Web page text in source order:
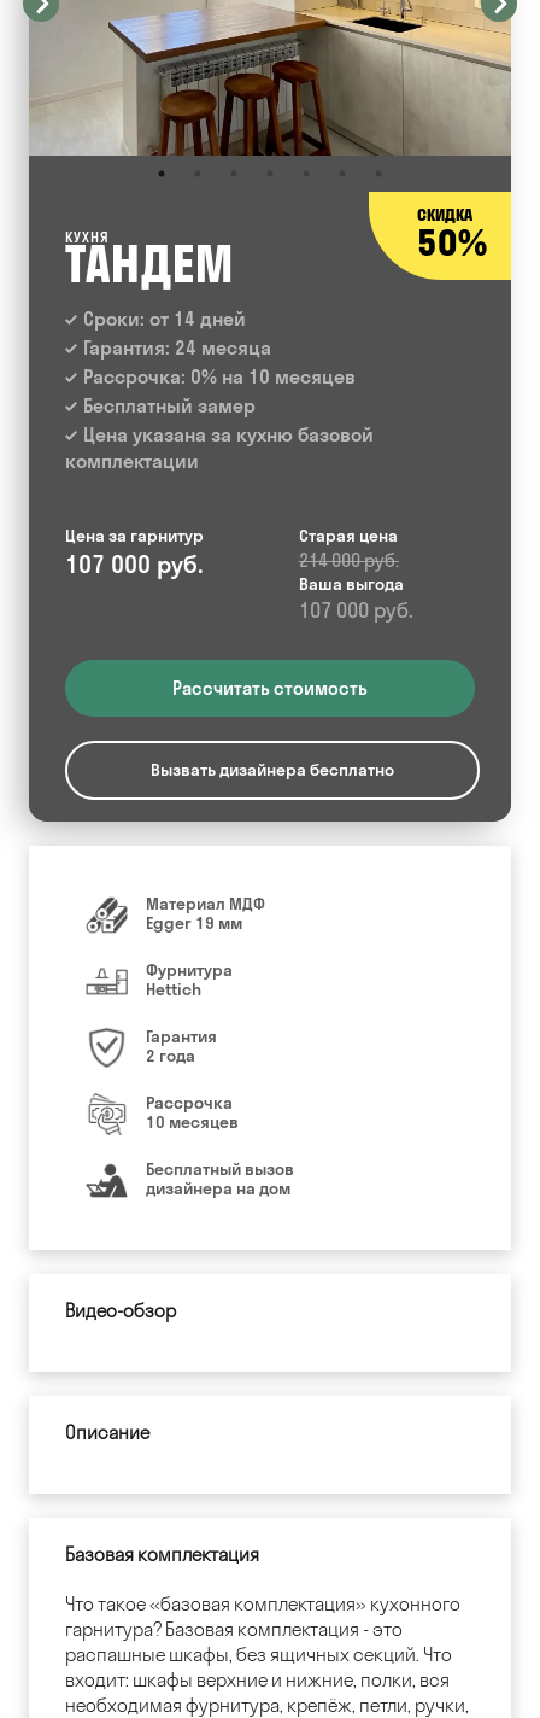
СКИДКА
50%
КУХНЯ
ТАНДЕМ
Сроки: от 14 дней
Гарантия: 24 месяца
Рассрочка: 0% на 10 месяцев
Бесплатный замер
Цена указана за кухню базовой
комплектации
Цена за гарнитур
107 000 руб.
Старая цена
214 000 руб.
Ваша выгода
107 000 руб.
Рассчитать стоимость
Вызвать дизайнера бесплатно
Материал МДФ
Egger 19 мм
Фурнитура
Hettich
Гарантия
2 года
Рассрочка
10 месяцев
Бесплатный вызов
дизайнера на дом
Видео-обзор
Описание
Базовая комплектация
Что такое «базовая комплектация» кухонного
гарнитура? Базовая комплектация - это
распашные шкафы, без ящичных секций. Что
входит: шкафы верхние и нижние, полки, вся
необходимая фурнитура, крепёж, петли, ручки,